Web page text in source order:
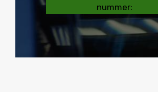
nummer: